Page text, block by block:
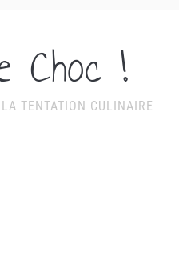
Choc !
TENTATION CULINAIRE